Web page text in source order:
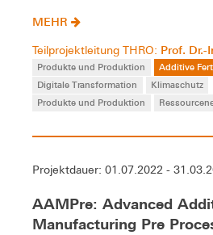
MEHR
Teilprojektleitung THRO: Prof. Dr.-
Produkte und Produktion
Additive
Digitale Transformation
Klimaschutz
Produkte und Produktion
Projektdauer: 01.07.2022 -
AAMPre: Advanced
Manufacturing Pre